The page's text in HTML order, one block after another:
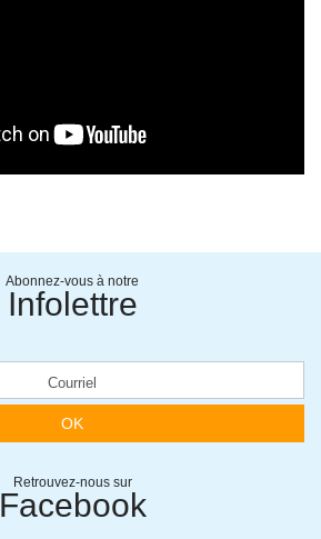
Abonnez-vous à notre
Infolettre
OK
Retrouvez-nous sur
Facebook